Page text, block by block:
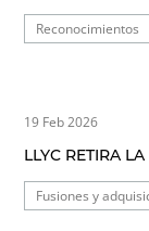
Reconocimientos
19 Feb 2026
LLYC RETIRA
Fusiones y